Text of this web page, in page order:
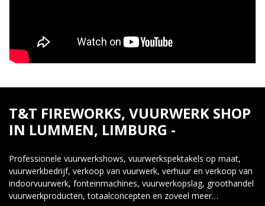
T&T FIREWORKS, VUURWERK SHOP
IN LUMMEN, LIMBURG -
Professionele vuurwerkshows, vuurwerkspektakels op maat,
vuurwerkbedrijf, verkoop van vuurwerk, verhuur en verkoop van
indoorvuurwerk, fonteinmachines, vuurwerkopslag, groothandel
vuurwerkproducten, totaalconcepten en zoveel meer…